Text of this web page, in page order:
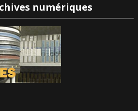
numériques